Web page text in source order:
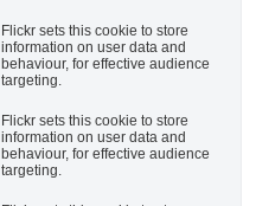
Flickr sets this cookie to store
information on user data and
behaviour, for effective audience
targeting.
Flickr sets this cookie to store
information on user data and
behaviour, for effective audience
targeting.